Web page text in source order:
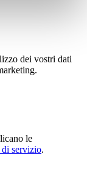
dei vostri dati
le
servizio.